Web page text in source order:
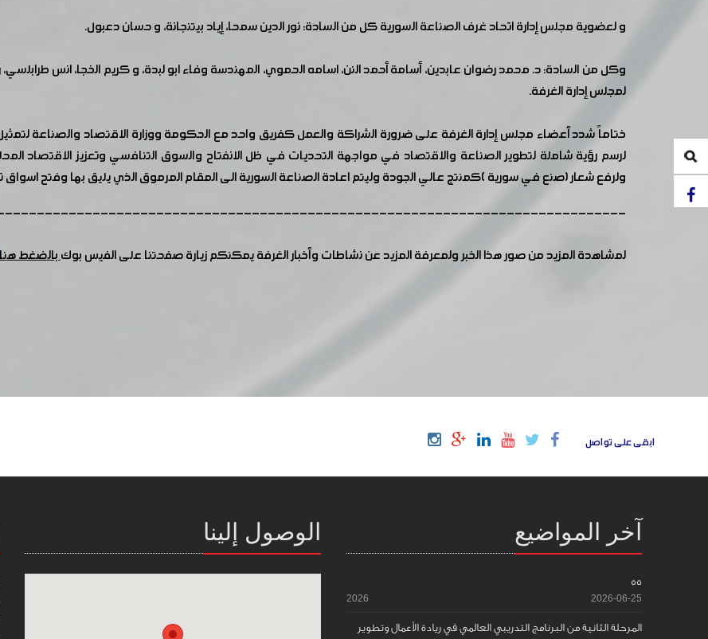
و لعضوية مجلس إدارة اتحاد غرف الصناعة السورية كل من السادة: نور الدين سمحا، إياد بيتنجانة، و حسان دعبول.
وكل من السادة: د. محمد رضوان عابدين، أسامة أحمد النن، اسامه الحموي، المهندسة وفاء ابو لبدة، و كريم الخجا، انس
لمجلس إدارة الغرفة.
ختاماً شدد أعضاء مجلس إدارة الغرفة على ضرورة الشراكة والعمل كفريق واحد مع الحكومة ووزارة الاقتصاد والصناعة
لرسم رؤية شاملة لتطوير الصناعة والاقتصاد في مواجهة التحديات في ظل الانفتاح والسوق التنافسي وتعزيز الاقتصاد
ولرفع شعار (صنع في سورية )كمنتج عالي الجودة وليتم اعادة الصناعة السورية الى المقام المرموق الذي يليق بها وفتح
لمشاهدة المزيد من صور هذا الخبر ولمعرفة المزيد عن نشاطات وأخبار الغرفة يمكنكم زيارة صفحتنا على الفيس بوكبالضغط
ابقى على تواصل
آخر المواضيع
55
2026-06-25
2026
المرحلة الثانية من البرنامج التدريبي العالمي في ريادة الأعمال وتطوير
الوصول إلينا